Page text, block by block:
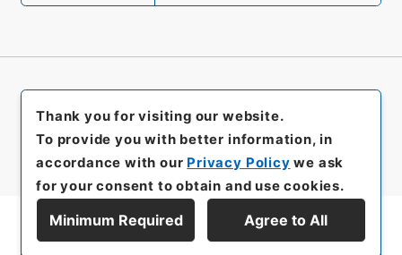
Display Series Hierarchy
Thank you for visiting our website.
To provide you with better information, in
accordance with our Privacy Policy we ask
for your consent to obtain and use cookies.
Minimum Required Agree to All